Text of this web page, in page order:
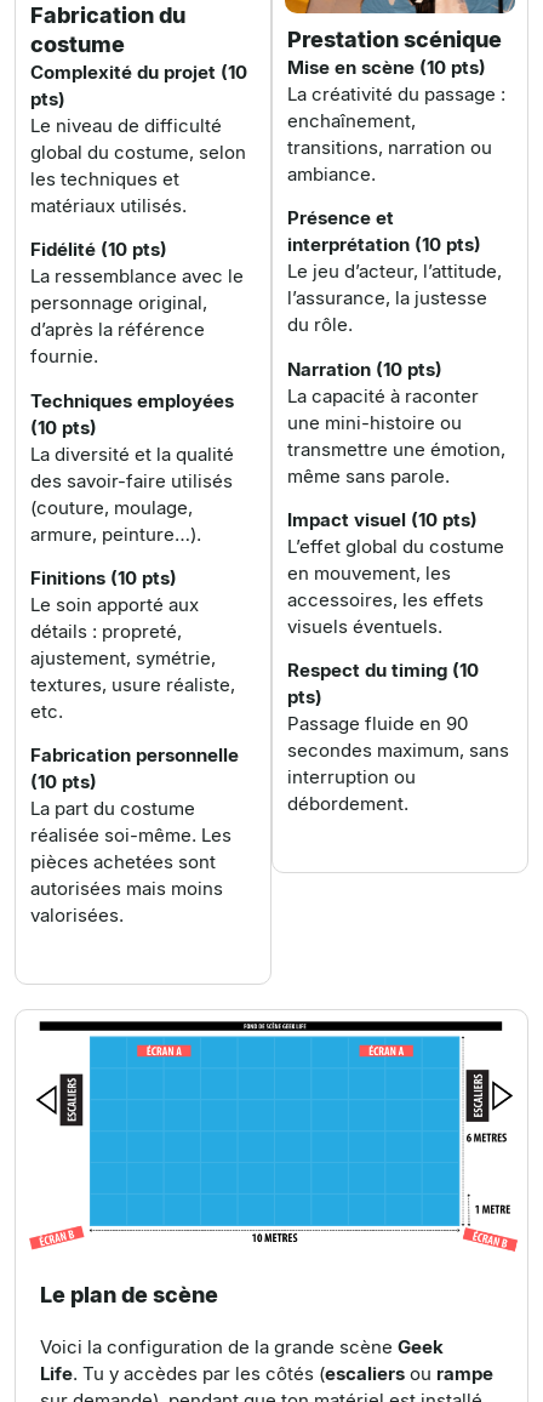
Fabrication du
costume
Complexité du projet (10
pts)
Le niveau de difficulté
global du costume, selon
les techniques et
matériaux utilisés.
Fidélité (10 pts)
La ressemblance avec le
personnage original,
d’après la référence
fournie.
Techniques employées
(10 pts)
La diversité et la qualité
des savoir-faire utilisés
(couture, moulage,
armure, peinture…).
Finitions (10 pts)
Le soin apporté aux
détails : propreté,
ajustement, symétrie,
textures, usure réaliste,
etc.
Fabrication personnelle
(10 pts)
La part du costume
réalisée soi-même. Les
pièces achetées sont
autorisées mais moins
valorisées.
Prestation scénique
Mise en scène (10 pts)
La créativité du passage :
enchaînement,
transitions, narration ou
ambiance.
Présence et
interprétation (10 pts)
Le jeu d’acteur, l’attitude,
l’assurance, la justesse
du rôle.
Narration (10 pts)
La capacité à raconter
une mini-histoire ou
transmettre une émotion,
même sans parole.
Impact visuel (10 pts)
L’effet global du costume
en mouvement, les
accessoires, les effets
visuels éventuels.
Respect du timing (10
pts)
Passage fluide en 90
secondes maximum, sans
interruption ou
débordement.
Le plan de scène
Voici la configuration de la grande scène Geek
Life. Tu y accèdes par les côtés (escaliers ou rampe